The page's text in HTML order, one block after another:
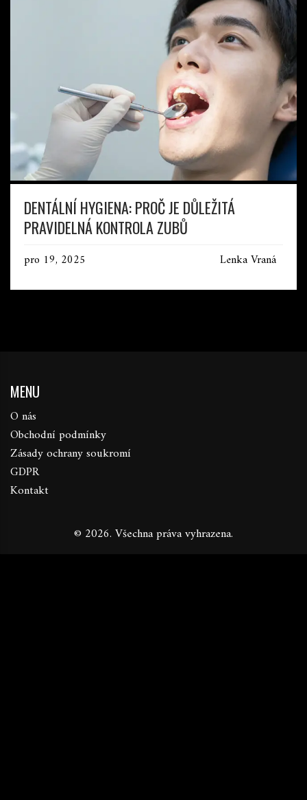
DENTÁLNÍ HYGIENA: PROČ JE DŮLEŽITÁ
PRAVIDELNÁ KONTROLA ZUBŮ
pro 19, 2025 Lenka Vraná
MENU
O nás
Obchodní podmínky
Zásady ochrany soukromí
GDPR
Kontakt
© 2026. Všechna práva vyhrazena.